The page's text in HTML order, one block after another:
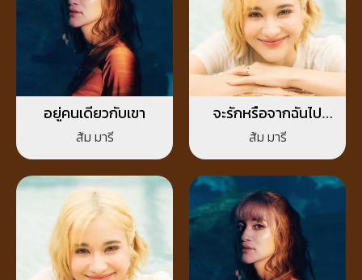
อยู่คนเดียวกับเขา
ส้ม มารี
จะรักหรือจากฉันไป
(Love me or Leave
me)
ส้ม มารี